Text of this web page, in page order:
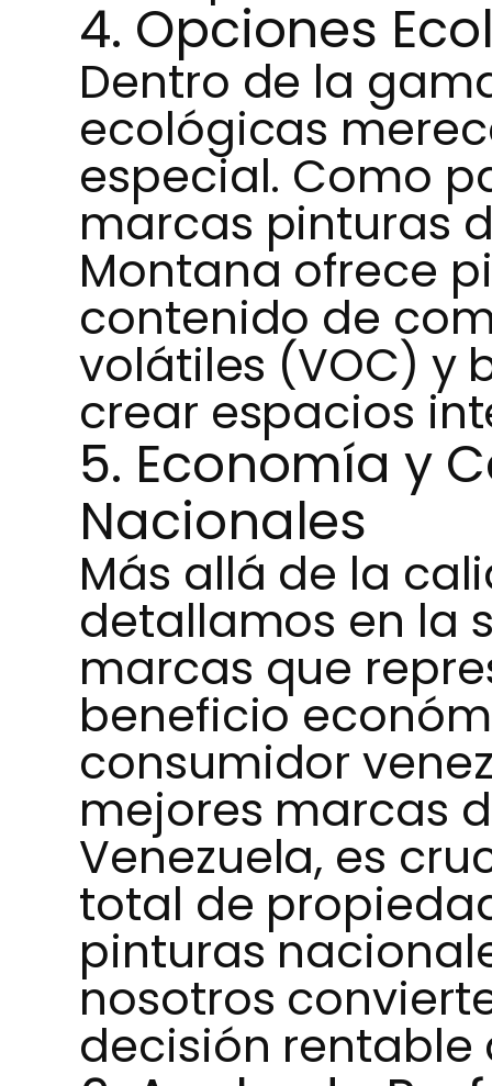
4. Opciones
Dentro de la
ecológicas
especial. Como
marcas pinturas
Montana ofrece
contenido de
volátiles (VOC) y
crear espacios
5. Economía y
Nacionales
Más allá de la
detallamos en la
marcas que
beneficio
consumidor
mejores marcas
Venezuela, es
total de
pinturas
nosotros
decisión rentable